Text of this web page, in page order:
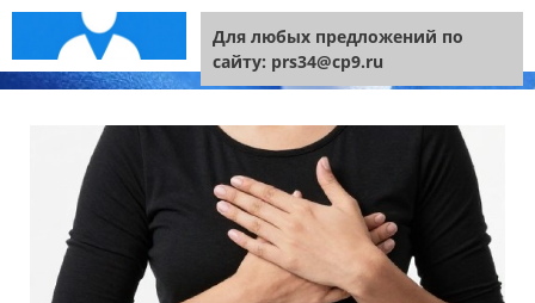
Перейти к содержимому
Для любых предложений по
сайту: prs34@cp9.ru